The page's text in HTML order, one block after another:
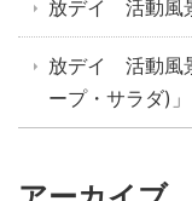
放デイ 活動風
放デイ 活動風
ープ・サラダ)」